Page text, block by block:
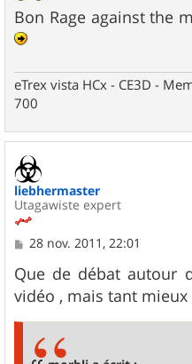
Bon Rage against the
eTrex vista HCx - CE3D -
700
liebhermaster
Utagawiste expert
M
s
s
a
28 nov. 2011, 22:01
Que de débat autour
vidéo , mais tant mieux